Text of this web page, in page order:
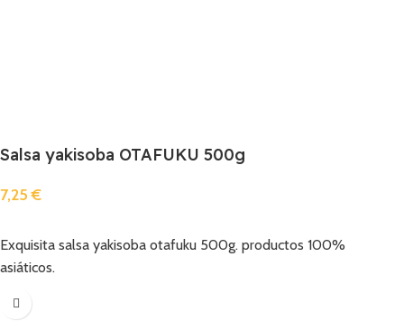
Salsa yakisoba OTAFUKU 500g
7,25€
Exquisita salsa yakisoba otafuku 500g. productos 100%
asiáticos.